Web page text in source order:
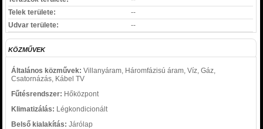
Telek területe:
--
Udvar területe:
--
KÖZMŰVEK
Általános közművek: Villanyáram, Háromfázisú áram, Víz, Gáz,
Csatornázás, Kábel TV
Fűtésrendszer: Hőközpont
Klimatizálás: Légkondicionált
Belső kialakítás: Járólap